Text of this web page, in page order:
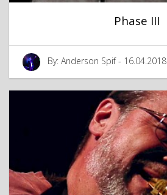
Phase III
By: Anderson Spif - 16.04.2018